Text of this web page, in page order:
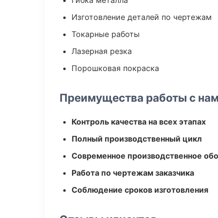
Изготовление деталей по чертежам
Токарные работы
Лазерная резка
Порошковая покраска
Преимущества работы с
Контроль качества на всех этапах
Полный производственный цикл
Современное производственное
Работа по чертежам заказчика
Соблюдение сроков изготовления